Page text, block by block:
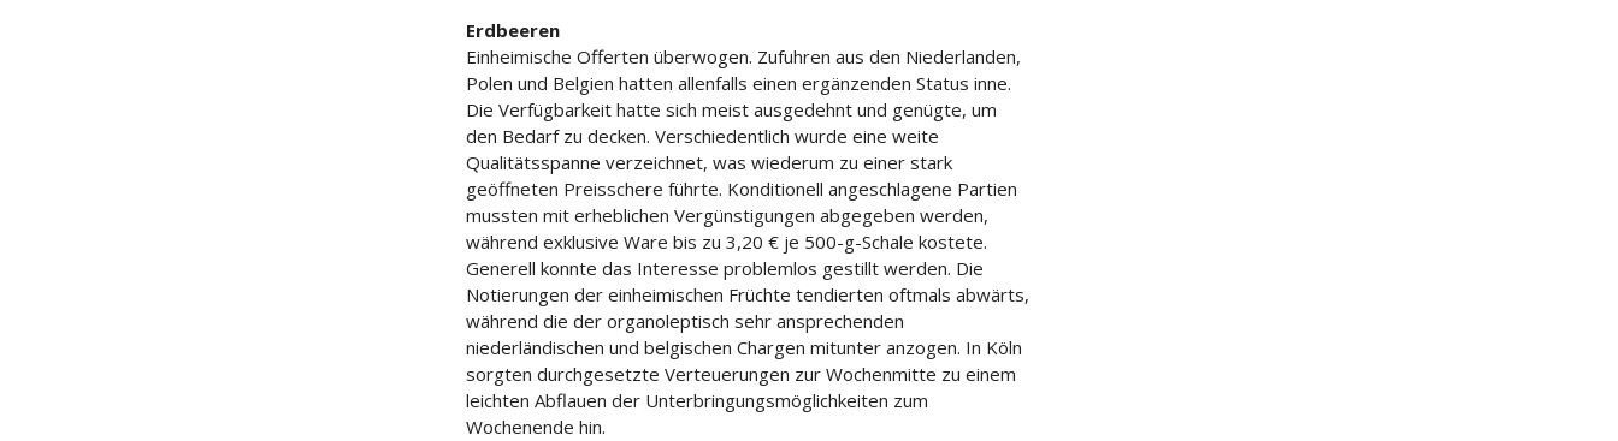
Erdbeeren
Einheimische Offerten überwogen. Zufuhren aus den Niederlanden,
Polen und Belgien hatten allenfalls einen ergänzenden Status inne.
Die Verfügbarkeit hatte sich meist ausgedehnt und genügte, um
den Bedarf zu decken. Verschiedentlich wurde eine weite
Qualitätsspanne verzeichnet, was wiederum zu einer stark
geöffneten Preisschere führte. Konditionell angeschlagene Partien
mussten mit erheblichen Vergünstigungen abgegeben werden,
während exklusive Ware bis zu 3,20 € je 500-g-Schale kostete.
Generell konnte das Interesse problemlos gestillt werden. Die
Notierungen der einheimischen Früchte tendierten oftmals abwärts,
während die der organoleptisch sehr ansprechenden
niederländischen und belgischen Chargen mitunter anzogen. In Köln
sorgten durchgesetzte Verteuerungen zur Wochenmitte zu einem
leichten Abflauen der Unterbringungsmöglichkeiten zum
Wochenende hin.